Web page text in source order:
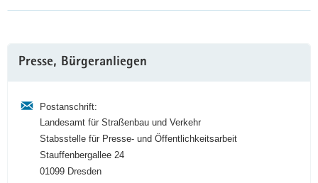
Information
Presse, Bürgeranliegen
Postanschrift:
Landesamt für Straßenbau und Verkehr
Stabsstelle für Presse- und Öffentlichkeitsarbeit
Stauffenbergallee 24
01099 Dresden